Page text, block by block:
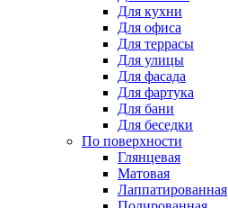
Для кухни
Для офиса
Для террасы
Для улицы
Для фасада
Для фартука
Для бани
Для беседки
По поверхности
Глянцевая
Матовая
Лаппатированная